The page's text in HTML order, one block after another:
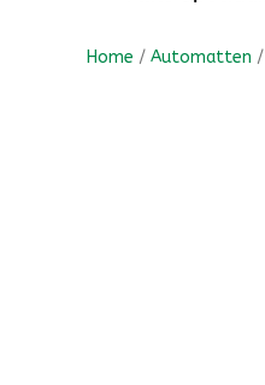
Home / Automatten /